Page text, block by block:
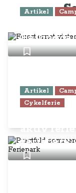
Artikel
Artikel
Cykelferie
aktiv
Feriepark